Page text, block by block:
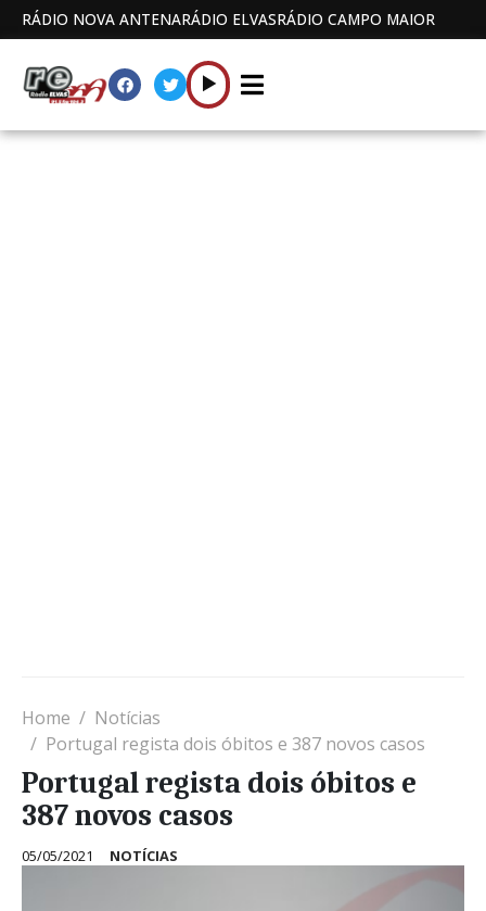
RÁDIO NOVA ANTENARÁDIO ELVASRÁDIO CAMPO MAIOR
Home
Notícias
Portugal regista dois óbitos e 387 novos casos
Portugal regista dois óbitos e
387 novos casos
05/05/2021 NOTÍCIAS